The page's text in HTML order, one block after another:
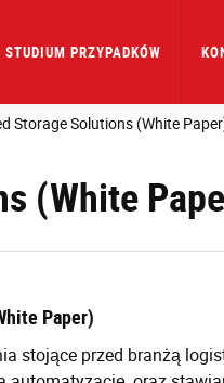
STUDIUM PRZYPADKÓW
Storage Solutions (White
(White
Paper)
stojące przed branżą